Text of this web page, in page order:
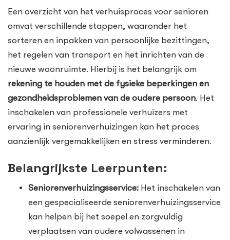
Een overzicht van het verhuisproces voor senioren
omvat verschillende stappen, waaronder het
sorteren en inpakken van persoonlijke bezittingen,
het regelen van transport en het inrichten van de
nieuwe woonruimte. Hierbij is het belangrijk om
rekening te houden met de fysieke beperkingen en
gezondheidsproblemen van de oudere persoon. Het
inschakelen van professionele verhuizers met
ervaring in seniorenverhuizingen kan het proces
aanzienlijk vergemakkelijken en stress verminderen.
Belangrijkste Leerpunten:
Seniorenverhuizingsservice: Het inschakelen van
een gespecialiseerde seniorenverhuizingsservice
kan helpen bij het soepel en zorgvuldig
verplaatsen van oudere volwassenen in